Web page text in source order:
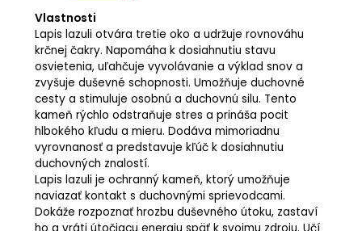
Vlastnosti
Lapis lazuli otvára tretie oko a udržuje rovnováhu
krčnej čakry. Napomáha k dosiahnutiu stavu
osvietenia, uľahčuje vyvolávanie a výklad snov a
zvyšuje duševné schopnosti. Umožňuje duchovné
cesty a stimuluje osobnú a duchovnú silu. Tento
kameň rýchlo odstraňuje stres a prináša pocit
hlbokého kľudu a mieru. Dodáva mimoriadnu
vyrovnanosť a predstavuje kľúč k dosiahnutiu
duchovných znalostí.
Lapis lazuli je ochranný kameň, ktorý umožňuje
naviazať kontakt s duchovnými sprievodcami.
Dokáže rozpoznať hrozbu duševného útoku, zastaví